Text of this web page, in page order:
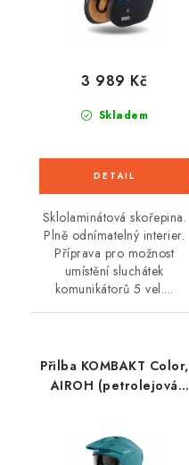
Skladem
3 989 Kč
Sklolaminátová skořepina.
Plně odnímatelný interier.
Příprava pro možnost
umístění sluchátek
komunikátorů 5 vel....
Přilba KOMBAKT Color,
AIROH (petrolejová